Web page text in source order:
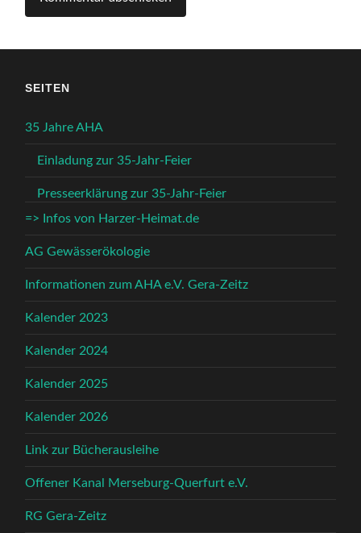
SEITEN
35 Jahre AHA
Einladung zur 35-Jahr-Feier
Presseerklärung zur 35-Jahr-Feier
=> Infos von Harzer-Heimat.de
AG Gewässerökologie
Informationen zum AHA e.V. Gera-Zeitz
Kalender 2023
Kalender 2024
Kalender 2025
Kalender 2026
Link zur Bücherausleihe
Offener Kanal Merseburg-Querfurt e.V.
RG Gera-Zeitz